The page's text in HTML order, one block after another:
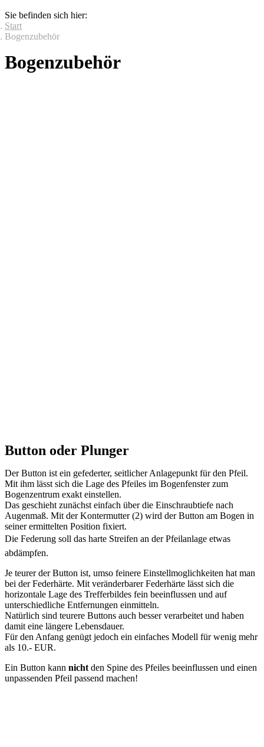
Sie befinden sich hier:
Start
Bogenzubehör
Bogenzubehör
Button oder Plunger
Der Button ist ein gefederter, seitlicher Anlagepunkt für den Pfeil.
Mit ihm lässt sich die Lage des Pfeiles im Bogenfenster zum
Bogenzentrum exakt einstellen.
Das geschieht zunächst einfach über die Einschraubtiefe nach
Augenmaß. Mit der Kontermutter (2) wird der Button am Bogen in
seiner ermittelten Position fixiert.
Die Federung soll das harte Streifen an der Pfeilanlage etwas
abdämpfen.
Je teurer der Button ist, umso feinere Einstellmoglichkeiten hat man
bei der Federhärte. Mit veränderbarer Federhärte lässt sich die
horizontale Lage des Trefferbildes fein beeinflussen und auf
unterschiedliche Entfernungen einmitteln.
Natürlich sind teurere Buttons auch besser verarbeitet und haben
damit eine längere Lebensdauer.
Für den Anfang genügt jedoch ein einfaches Modell für wenig mehr
als 10.- EUR.
Ein Button kann nicht den Spine des Pfeiles beeinflussen und einen
unpassenden Pfeil passend machen!